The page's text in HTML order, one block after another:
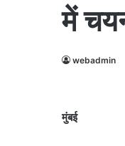
में
webadmin
मुंबई